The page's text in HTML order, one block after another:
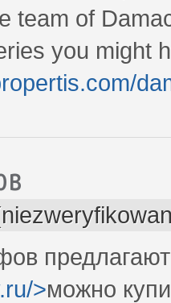
team of
you might
>можно